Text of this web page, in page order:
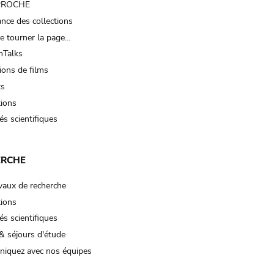
des collections
tourner la page…
de films
scientifiques
de recherche
scientifiques
séjours d'étude
avec nos équipes